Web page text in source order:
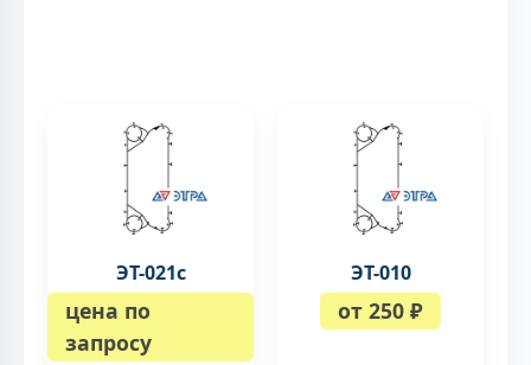
ЭТ-021с
цена по
запросу
ЭТ-010
от 250 ₽